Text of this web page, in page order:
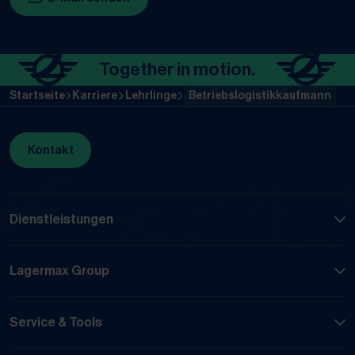
Together in motion.
Startseite Karriere Lehrlinge Betriebslogistikkaufmann
Kontakt
Dienstleistungen
Lagermax Group
Service & Tools